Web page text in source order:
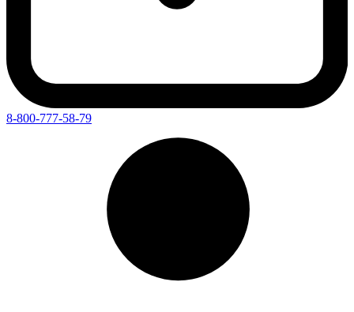
8-800-777-58-79